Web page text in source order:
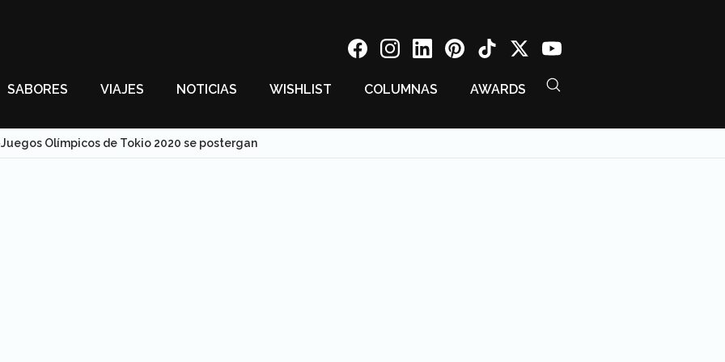
SABORES VIAJES NOTICIAS WISHLIST COLUMNAS AWARDS
Juegos Olímpicos de Tokio 2020 se postergan